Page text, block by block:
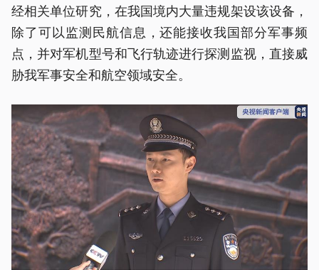
经相关单位研究，在我国境内大量违规架设该设备，
除了可以监测民航信息，还能接收我国部分军事频
点，并对军机型号和飞行轨迹进行探测监视，直接威
胁我军事安全和航空领域安全。